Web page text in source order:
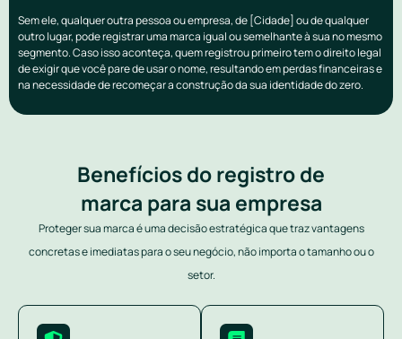
Sem ele, qualquer outra pessoa ou empresa, de [Cidade] ou de qualquer
outro lugar, pode registrar uma marca igual ou semelhante à sua no mesmo
segmento. Caso isso aconteça, quem registrou primeiro tem o direito legal
de exigir que você pare de usar o nome, resultando em perdas financeiras e
na necessidade de recomeçar a construção da sua identidade do zero.
Benefícios do registro de
marca para sua empresa
Proteger sua marca é uma decisão estratégica que traz vantagens
concretas e imediatas para o seu negócio, não importa o tamanho ou o
setor.